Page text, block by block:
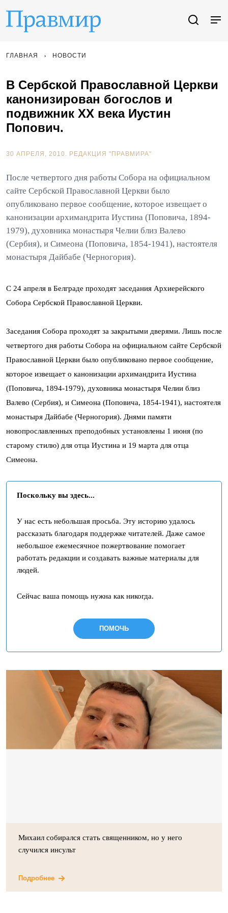
ГЛАВНАЯ НОВОСТИ
В Сербской Православной Церкви
канонизирован богослов и
подвижник ХХ века Иустин
Попович.
30 АПРЕЛЯ, 2010. РЕДАКЦИЯ "ПРАВМИРА"
После четвертого дня работы Собора на официальном
сайте Сербской Православной Церкви было
опубликовано первое сообщение, которое извещает о
канонизации архимандрита Иустина (Поповича, 1894-
1979), духовника монастыря Челии близ Валево
(Сербия), и Симеона (Поповича, 1854-1941), настоятеля
монастыря Дайбабе (Черногория).
С 24 апреля в Белграде проходят заседания Архиерейского
Собора Сербской Православной Церкви.
Заседания Собора проходят за закрытыми дверями. Лишь после
четвертого дня работы Собора на официальном сайте Сербской
Православной Церкви было опубликовано первое сообщение,
которое извещает о канонизации архимандрита Иустина
(Поповича, 1894-1979), духовника монастыря Челии близ
Валево (Сербия), и Симеона (Поповича, 1854-1941), настоятеля
монастыря Дайбабе (Черногория). Днями памяти
новопрославленных преподобных установлены 1 июня (по
старому стилю) для отца Иустина и 19 марта для отца
Симеона.
Поскольку вы здесь...
У нас есть небольшая просьба. Эту историю удалось
рассказать благодаря поддержке читателей. Даже самое
небольшое ежемесячное пожертвование помогает
работать редакции и создавать важные материалы для
людей.
Сейчас ваша помощь нужна как никогда.
ПОМОЧЬ
Михаил собирался стать священником, но у него
случился инсульт
Подробнее